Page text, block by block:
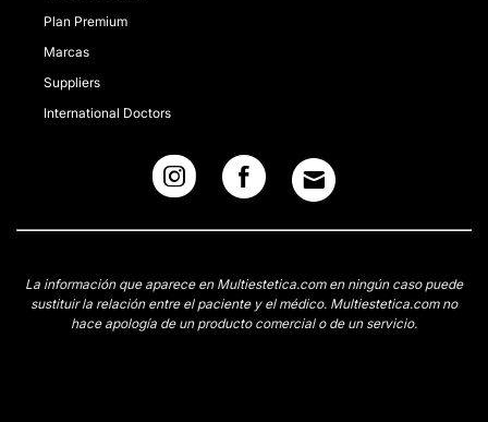
Plan Premium
Marcas
Suppliers
International Doctors
La información que aparece en Multiestetica.com en ningún caso puede
sustituir la relación entre el paciente y el médico. Multiestetica.com no
hace apología de un producto comercial o de un servicio.